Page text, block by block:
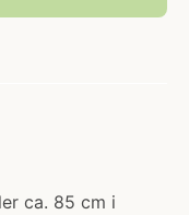
ca. 85 cm i